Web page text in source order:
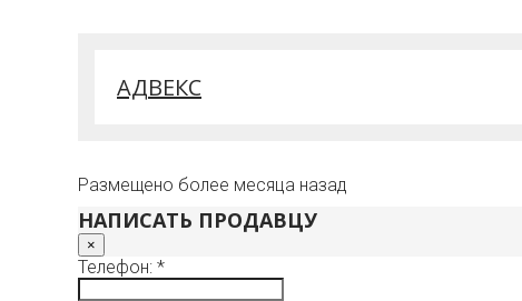
АДВЕКС
Размещено более месяца назад
НАПИСАТЬ ПРОДАВЦУ
×
Телефон: *